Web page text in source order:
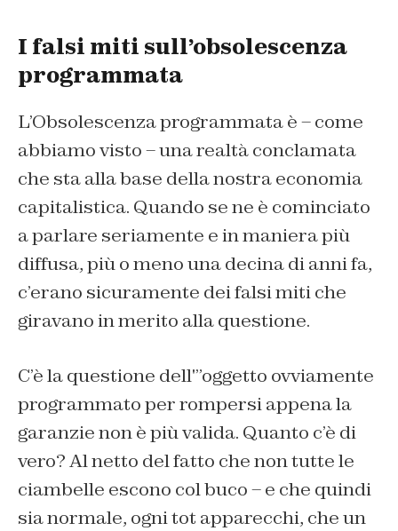
I falsi miti sull’obsolescenza
programmata
L’Obsolescenza programmata è – come
abbiamo visto – una realtà conclamata
che sta alla base della nostra economia
capitalistica. Quando se ne è cominciato
a parlare seriamente e in maniera più
diffusa, più o meno una decina di anni fa,
c’erano sicuramente dei falsi miti che
giravano in merito alla questione.
C’è la questione dell'”oggetto ovviamente
programmato per rompersi appena la
garanzie non è più valida. Quanto c’è di
vero? Al netto del fatto che non tutte le
ciambelle escono col buco – e che quindi
sia normale, ogni tot apparecchi, che un